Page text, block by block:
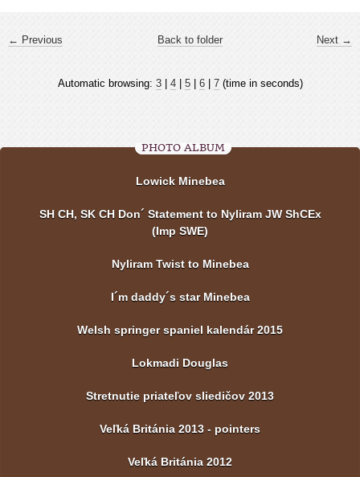
← Previous Next →
Back to folder
Automatic browsing: 3| 4| 5| 6| 7(time in seconds)
PHOTO ALBUM
Lowick Minebea
SH CH, SK CH Don´ Statement to Nyliram JW ShCEx
(Imp SWE)
Nyliram Twist to Minebea
I´m daddy´s star Minebea
Welsh springer spaniel kalendár 2015
Lokmadi Douglas
Stretnutie priateľov sliedičov 2013
Veľká Británia 2013 - pointers
Veľká Británia 2012